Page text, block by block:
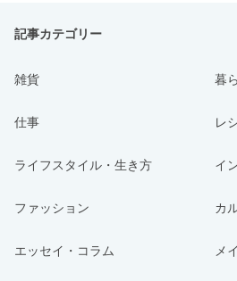
記事カテゴリー
雑貨 暮
仕事 レ
ライフスタイル・生き方 イ
ファッション カ
エッセイ・コラム メ